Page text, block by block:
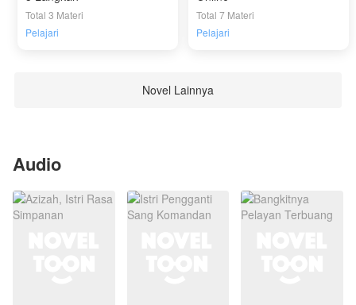
mengungkapkan seluruh kebenarannya.
Total 3 Materi
Pelajari
Total 7 Materi
Pelajari
Novel Lainnya
Audio